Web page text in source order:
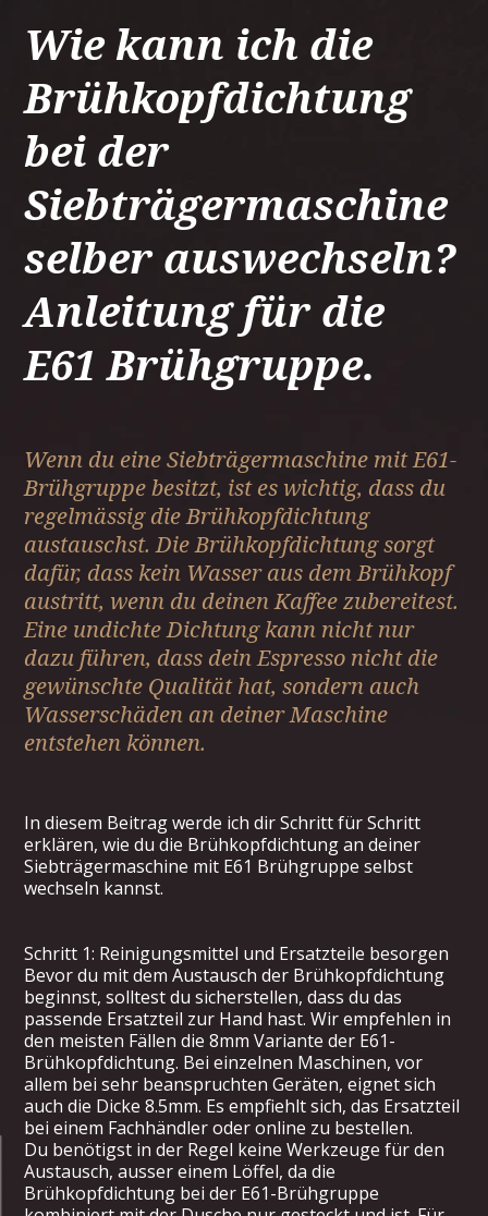
Wie kann ich die
Brühkopfdichtung
bei der
Siebträgermaschine
selber auswechseln?
Anleitung für die
E61 Brühgruppe.
Wenn du eine Siebträgermaschine mit E61-
Brühgruppe besitzt, ist es wichtig, dass du
regelmässig die Brühkopfdichtung
austauschst. Die Brühkopfdichtung sorgt
dafür, dass kein Wasser aus dem Brühkopf
austritt, wenn du deinen Kaffee zubereitest.
Eine undichte Dichtung kann nicht nur
dazu führen, dass dein Espresso nicht die
gewünschte Qualität hat, sondern auch
Wasserschäden an deiner Maschine
entstehen können.
In diesem Beitrag werde ich dir Schritt für Schritt
erklären, wie du die Brühkopfdichtung an deiner
Siebträgermaschine mit E61 Brühgruppe selbst
wechseln kannst.
Schritt 1: Reinigungsmittel und Ersatzteile besorgen
Bevor du mit dem Austausch der Brühkopfdichtung
beginnst, solltest du sicherstellen, dass du das
passende Ersatzteil zur Hand hast. Wir empfehlen in
den meisten Fällen die 8mm Variante der E61-
Brühkopfdichtung. Bei einzelnen Maschinen, vor
allem bei sehr beanspruchten Geräten, eignet sich
auch die Dicke 8.5mm. Es empfiehlt sich, das Ersatzteil
bei einem Fachhändler oder online zu bestellen.
Du benötigst in der Regel keine Werkzeuge für den
Austausch, ausser einem Löffel, da die
Brühkopfdichtung bei der E61-Brühgruppe